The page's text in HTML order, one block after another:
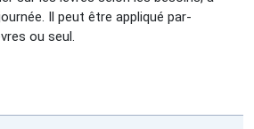
Il peut être appliqué par-
ou seul.